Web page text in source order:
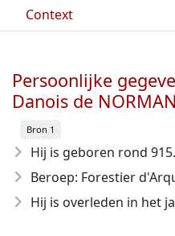
Context
Persoonlijke
Danois de
Bron 1
Hij is geboren rond 915.
Beroep: Forestier
Hij is overleden in het